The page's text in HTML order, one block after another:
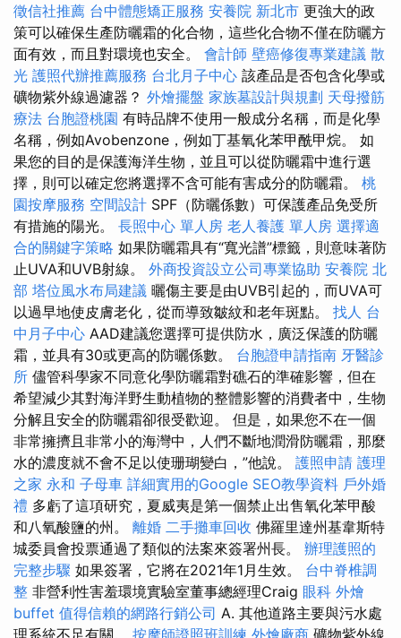
徵信社推薦 台中體態矯正服務 安養院 新北市 更強大的政
策可以確保生產防曬霜的化合物，這些化合物不僅在防曬方
面有效，而且對環境也安全。 會計師 壁癌修復專業建議 散
光 護照代辦推薦服務 台北月子中心 該產品是否包含化學或
礦物紫外線過濾器？ 外燴擺盤 家族墓設計與規劃 天母撥筋
療法 台胞證桃園 有時品牌不使用一般成分名稱，而是化學
名稱，例如Avobenzone，例如丁基氧化苯甲酰甲烷。 如
果您的目的是保護海洋生物，並且可以從防曬霜中進行選
擇，則可以確定您將選擇不含可能有害成分的防曬霜。 桃
園按摩服務 空間設計 SPF（防曬係數）可保護產品免受所
有措施的陽光。 長照中心 單人房 老人養護 單人房 選擇適
合的關鍵字策略 如果防曬霜具有“寬光譜”標籤，則意味著防
止UVA和UVB射線。 外商投資設立公司專業協助 安養院 北
部 塔位風水布局建議 曬傷主要是由UVB引起的，而UVA可
以過早地使皮膚老化，從而導致皺紋和老年斑點。 找人 台
中月子中心 AAD建議您選擇可提供防水，廣泛保護的防曬
霜，並具有30或更高的防曬係數。 台胞證申請指南 牙醫診
所 儘管科學家不同意化學防曬霜對礁石的準確影響，但在
希望減少其對海洋野生動植物的整體影響的消費者中，生物
分解且安全的防曬霜卻很受歡迎。 但是，如果您不在一個
非常擁擠且非常小的海灣中，人們不斷地潤滑防曬霜，那麼
水的濃度就不會不足以使珊瑚變白，”他說。 護照申請 護理
之家 永和 子母車 詳細實用的Google SEO教學資料 戶外婚
禮 多虧了這項研究，夏威夷是第一個禁止出售氧化苯甲酸
和八氧酸鹽的州。 離婚 二手攤車回收 佛羅里達州基韋斯特
城委員會投票通過了類似的法案來簽署州長。 辦理護照的
完整步驟 如果簽署，它將在2021年1月生效。 台中脊椎調
整 非營利性害羞環境實驗室董事總經理Craig 眼科 外燴
buffet 值得信賴的網路行銷公司 A. 其他道路主要與污水處
理系統不足有關。 按摩師證照班訓練 外燴廠商 礦物紫外線